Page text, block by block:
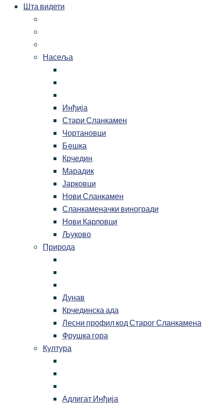
Шта видети
Насеља
Инђија
Стари Сланкамен
Чортановци
Бeшка
Крчедин
Марадик
Јарковци
Нови Сланкамен
Сланкаменачки виногради
Нови Карловци
Љуково
Природа
Дунав
Крчединска ада
Лесни профил код Старог Сланкамена
Фрушка гора
Култура
Адлигат Инђија